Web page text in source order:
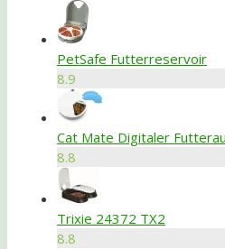
PetSafe Futterreservoir
8.9
Cat Mate Digitaler
8.8
Trixie 24372 TX2
8.8